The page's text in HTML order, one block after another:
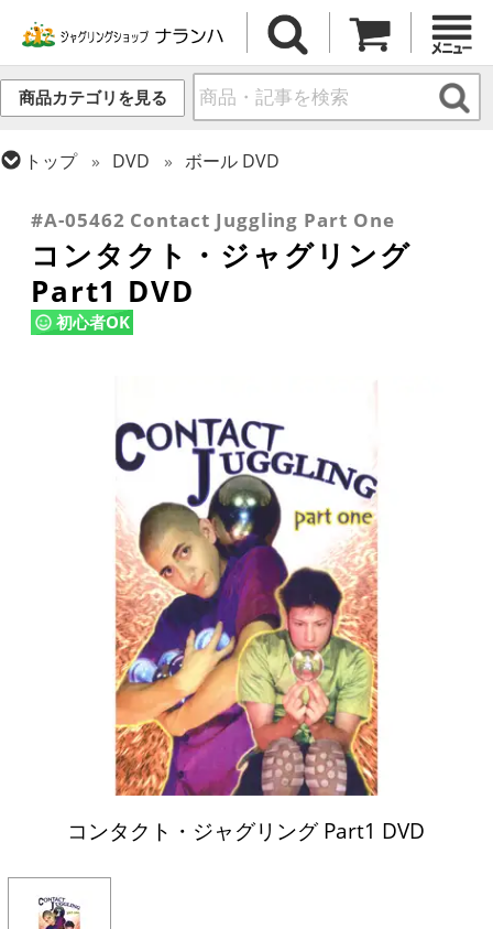
商品カテゴリを見る
トップ DVD
ボール DVD
#A-05462 Contact Juggling Part One
コンタクト・ジャグリング
Part1 DVD
初心者OK
コンタクト・ジャグリング Part1 DVD